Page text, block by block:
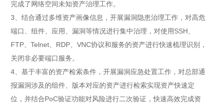
完成了网络空间未知资产治理工作。
3、结合通过多维资产画像信息，开展漏洞隐患治理工作，对高危
端口、组件、应用、漏洞等情况进行集中治理，对使用SSH、
FTP、Telnet、RDP、VNC协议和服务的资产进行快速梳理识别，
关闭非必要端口服务。
4、基于丰富的资产检索条件，开展漏洞应急处置工作，对总部通
报漏洞涉及的组件、版本对应的资产进行检索实现资产快速定
位，并结合PoC验证功能对风险进行二次验证，快速高效完成资